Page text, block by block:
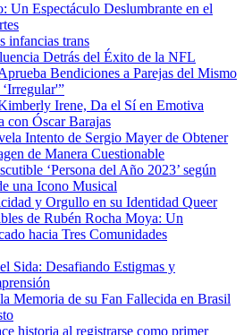
Un Espectáculo Deslumbrante en el
infancias trans
Detrás del Éxito de la NFL
Bendiciones a Parejas del Mismo
Irene, Da el Sí en Emotiva
con Óscar Barajas
Intento de Sergio Mayer de Obtener
de Manera Cuestionable
‘Persona del Año 2023’ según
una Icono Musical
y Orgullo en su Identidad Queer
de Rubén Rocha Moya: Un
hacia Tres Comunidades
Sida: Desafiando Estigmas y
Memoria de su Fan Fallecida en Brasil
historia al registrarse como primer